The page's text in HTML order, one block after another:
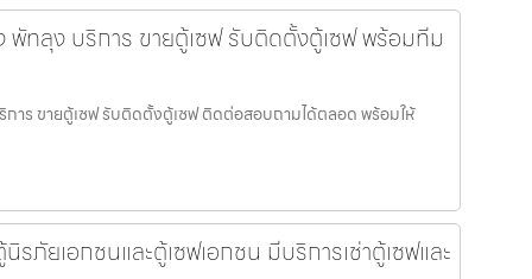
พัทลุง บริการ ขายตู้เซฟ รับติดตั้งตู้เซฟ พร้อมทีม
าร ขายตู้เซฟ รับติดตั้งตู้เซฟ ติดต่อสอบถามได้ตลอด พร้อมให้
ยเอกชนและตู้เซฟเอกชน มีบริการเช่าตู้เซฟและ